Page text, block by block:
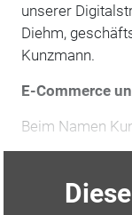
unserer
Diehm,
Kunzmann.
E-Commerce
Beim Namen